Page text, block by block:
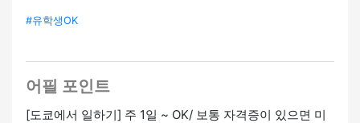
#유학생OK
어필 포인트
[도쿄에서 일하기] 주 1일 ~ OK/ 보통 자격증이 있으면 미